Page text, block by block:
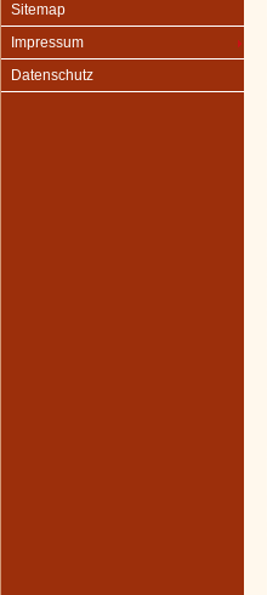
Sitemap
Impressum
Datenschutz